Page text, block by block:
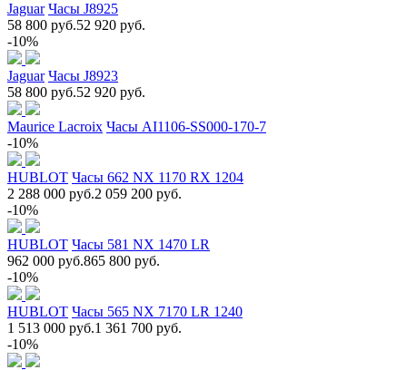
Jaguar Часы J8925
58 800 руб.52 920 руб.
-10%
Jaguar Часы J8923
58 800 руб.52 920 руб.
Maurice Lacroix Часы AI1106-SS000-170-7
-10%
HUBLOT Часы 662 NX 1170 RX 1204
2 288 000 руб.2 059 200 руб.
-10%
HUBLOT Часы 581 NX 1470 LR
962 000 руб.865 800 руб.
-10%
HUBLOT Часы 565 NX 7170 LR 1240
1 513 000 руб.1 361 700 руб.
-10%